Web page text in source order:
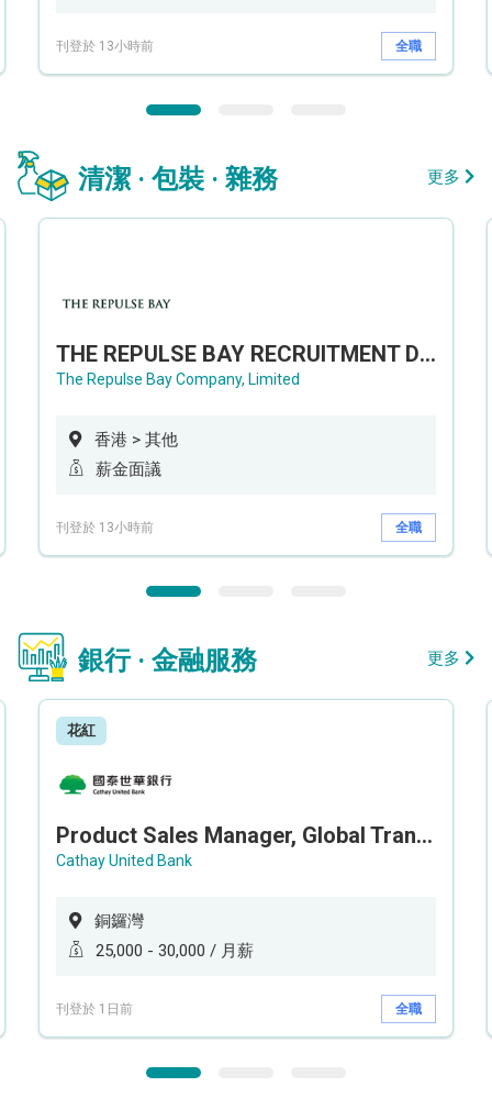
刊登於 13小時前 全職
清潔 · 包裝 · 雜務 更多
THE REPULSE BAY RECRUITMENT DAY 淺水灣影灣園人才招聘會
The Repulse Bay Company, Limited
香港 > 其他
薪金面議
刊登於 13小時前 全職
銀行 · 金融服務 更多
花紅
Product Sales Manager, Global Transaction Service (GTS)
Cathay United Bank
銅鑼灣
25,000 - 30,000 / 月薪
刊登於 1日前 全職